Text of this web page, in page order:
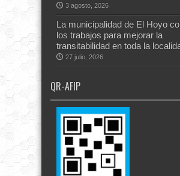
3 agosto, 2026
La municipalidad de El Hoyo
los trabajos para mejorar la
transitabilidad en toda la
27 julio, 2026
QR-AFIP